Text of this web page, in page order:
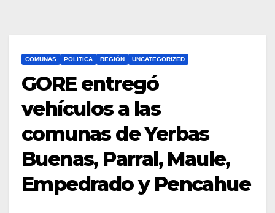
COMUNAS POLITICA REGIÓN UNCATEGORIZED
GORE entregó
vehículos a las
comunas de Yerbas
Buenas, Parral, Maule,
Empedrado y Pencahue